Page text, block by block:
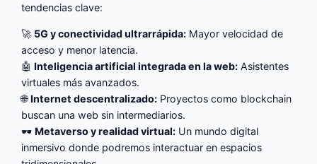
tendencias clave:
🚀 5G y conectividad ultrarrápida: Mayor velocidad de
acceso y menor latencia.
🤖Inteligencia artificial integrada en la web: Asistentes
virtuales más avanzados.
🌐Internet descentralizado: Proyectos como blockchain
buscan una web sin intermediarios.
🕶Metaverso y realidad virtual: Un mundo digital
inmersivo donde podremos interactuar en espacios